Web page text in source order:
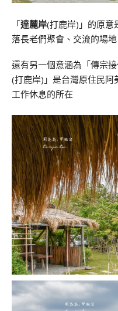
「達麓岸(打鹿岸)」的原意
落長老們聚會、交流的場地
還有另一個意涵為「傳宗
(打鹿岸)」是台灣原住民阿
工作休息的所在